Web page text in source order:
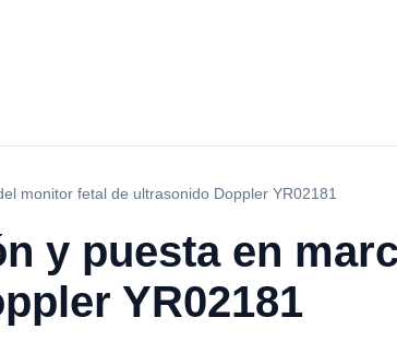
monitor fetal de ultrasonido Doppler YR02181
y puesta en
YR02181